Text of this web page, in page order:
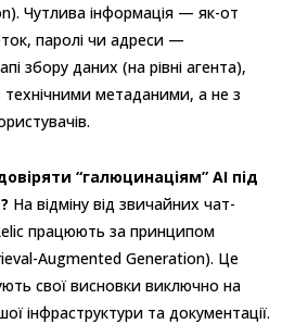
Чутлива інформація — як-от
паролі чи адреси —
збору даних (на рівні агента),
метаданими, а не з
“галюцинаціям” AI під
На відміну від звичайних чат-
працюють за принципом
Augmented Generation). Це
свої висновки виключно на
інфраструктури та документації.